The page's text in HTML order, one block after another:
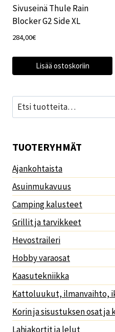
Sivuseinä Thule Rain
Blocker G2 Side XL
284,00€
Lisää ostoskoriin
Etsi:
TUOTERYHMÄT
Ajankohtaista
Asuinmukavuus
Camping kalusteet
Grillit ja tarvikkeet
Hevostraileri
Hobby varaosat
Kaasutekniikka
Kattoluukut, ilmanvaihto,
Korin ja sisustuksen osat ja
Lahjakortit ja lelut